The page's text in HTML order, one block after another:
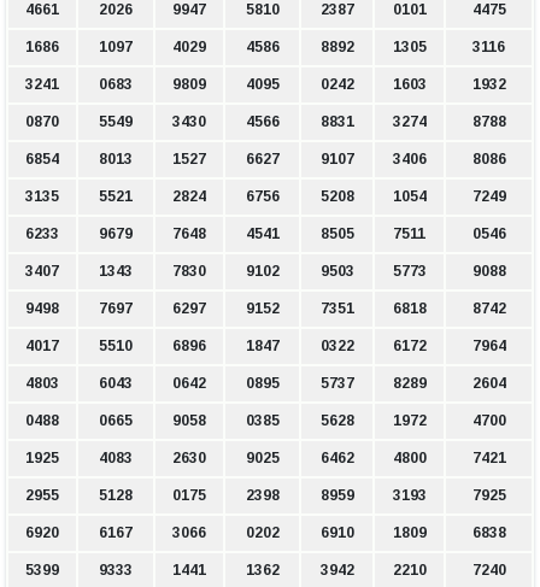
4661 2026 9947 5810 2387 0101 4475
1686 1097 4029 4586 8892 1305 3116
3241 0683 9809 4095 0242 1603 1932
0870 5549 3430 4566 8831 3274 8788
6854 8013 1527 6627 9107 3406 8086
3135 5521 2824 6756 5208 1054 7249
6233 9679 7648 4541 8505 7511 0546
3407 1343 7830 9102 9503 5773 9088
9498 7697 6297 9152 7351 6818 8742
4017 5510 6896 1847 0322 6172 7964
4803 6043 0642 0895 5737 8289 2604
0488 0665 9058 0385 5628 1972 4700
1925 4083 2630 9025 6462 4800 7421
2955 5128 0175 2398 8959 3193 7925
6920 6167 3066 0202 6910 1809 6838
5399 9333 1441 1362 3942 2210 7240